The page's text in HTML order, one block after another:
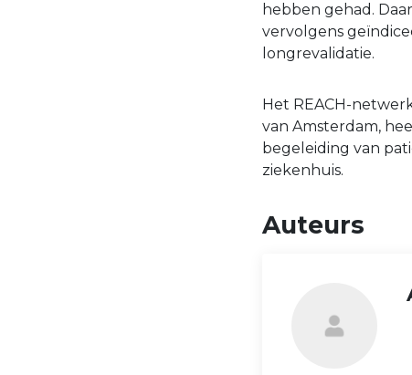
hebben gehad.
vervolgens
longrevalidatie.
Het REACH-
van Amsterdam,
begeleiding van
ziekenhuis.
Auteurs